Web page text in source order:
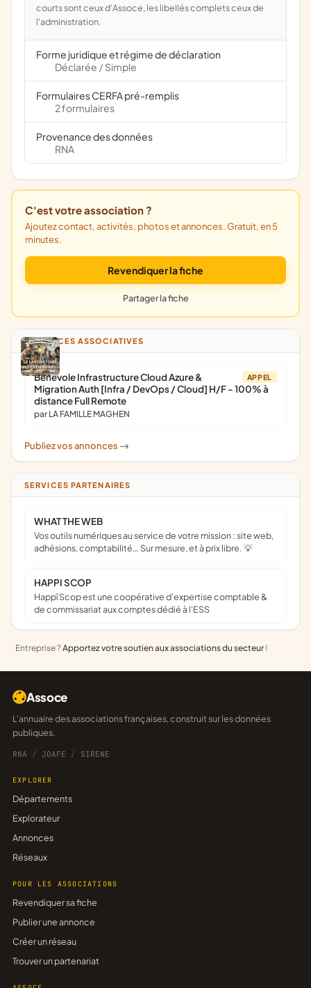
courts sont ceux d'Assoce, les libellés complets ceux de
l'administration.
Forme juridique et régime de déclaration
Déclarée / Simple
Formulaires CERFA pré-remplis
2 formulaires
Provenance des données
RNA
C'est votre association ?
Ajoutez contact, activités, photos et annonces. Gratuit, en 5
minutes.
Revendiquer la fiche
Partager la fiche
ANNONCES ASSOCIATIVES
APPEL
Bénévole Infrastructure Cloud Azure &
Migration Auth [Infra / DevOps / Cloud] H/F - 100% à
distance Full Remote
par LA FAMILLE MAGHEN
Publiez vos annonces ->
SERVICES PARTENAIRES
WHAT THE WEB
Vos outils numériques au service de votre mission : site web,
adhésions, comptabilité… Sur mesure, et à prix libre. 💡
HAPPI SCOP
Happï Scop est une coopérative d’expertise comptable &
de commissariat aux comptes dédié à l'ESS
Entreprise ?Apportez votre soutien aux associations du secteur !
Assoce
L'annuaire des associations françaises, construit sur les données
publiques.
RNA / JOAFE / SIRENE
EXPLORER
Départements
Explorateur
Annonces
Réseaux
POUR LES ASSOCIATIONS
Revendiquer sa fiche
Publier une annonce
Créer un réseau
Trouver un partenariat